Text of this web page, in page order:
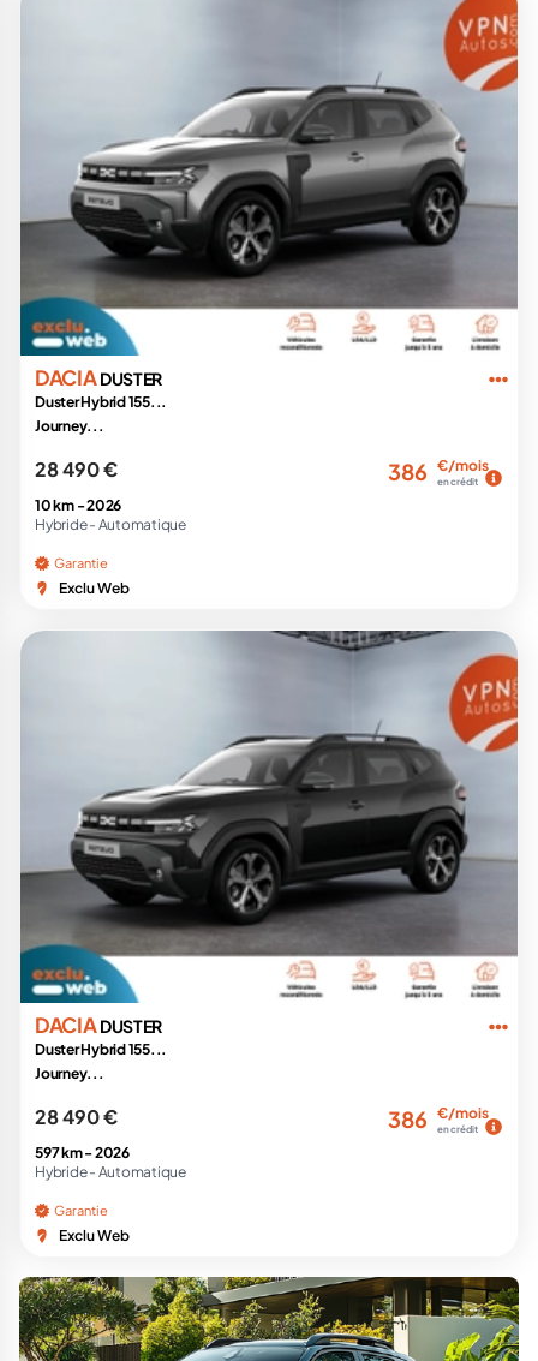
DACIADUSTER
Duster Hybrid 155...
Journey...
28 490 € 386 €/mois
en crédit
10 km -2026
Hybride - Automatique
Garantie
Exclu Web
DACIADUSTER
Duster Hybrid 155...
Journey...
28 490 € 386 €/mois
en crédit
597 km -2026
Hybride - Automatique
Garantie
Exclu Web